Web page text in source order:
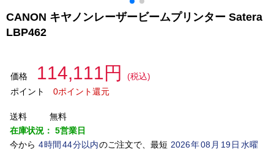
CANON キヤノンレーザービームプリンター Satera
LBP462
価格 114,111円
(税込)
ポイント
0ポイント還元
送料
無料
在庫状況： 5営業日
今から 4時間 44分以内のご注文で、最短 2026年08 月 19日水曜